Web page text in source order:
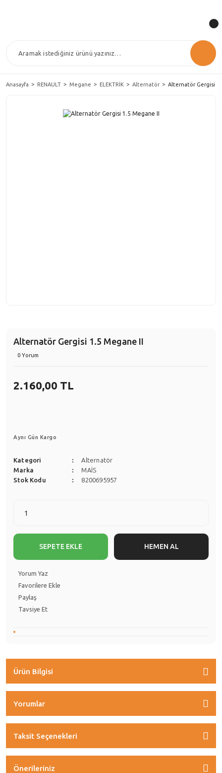
Anasayfa RENAULT Megane ELEKTRİK Alternatör Alternatör Gergisi
Alternatör Gergisi 1.5 Megane II
0 Yorum
2.160,00 TL
Aynı Gün Kargo
Kategori
Alternatör
Marka
MAİS
Stok Kodu
8200695957
SEPETE EKLE HEMEN AL
Yorum Yaz
Paylaş
Tavsiye Et
Ürün Bilgisi
Yorumlar
Taksit Seçenekleri
Önerileriniz